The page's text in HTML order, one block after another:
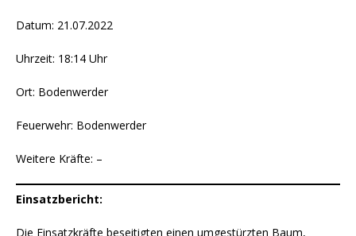
Datum: 21.07.2022
Uhrzeit: 18:14 Uhr
Ort: Bodenwerder
Feuerwehr: Bodenwerder
Weitere Kräfte: –
Einsatzbericht:
Die Einsatzkräfte beseitigten einen umgestürzten Baum,